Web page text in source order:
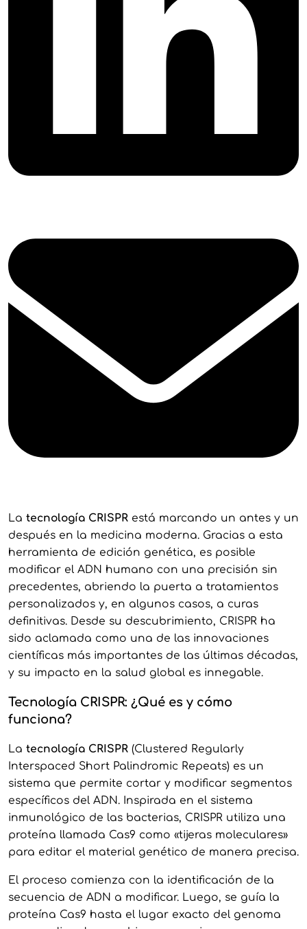
La tecnología CRISPRestá marcando un antes y un
después en la medicina moderna. Gracias a esta
herramienta de edición genética, es posible
modificar el ADN humano con una precisión sin
precedentes, abriendo la puerta a tratamientos
personalizados y, en algunos casos, a curas
definitivas. Desde su descubrimiento, CRISPR ha
sido aclamada como una de las innovaciones
científicas más importantes de las últimas décadas,
y su impacto en la salud global es innegable.
Tecnología CRISPR: ¿Qué es y cómo
funciona?
La tecnología CRISPR(Clustered Regularly
Interspaced Short Palindromic Repeats) es un
sistema que permite cortar y modificar segmentos
específicos del ADN. Inspirada en el sistema
inmunológico de las bacterias, CRISPR utiliza una
proteína llamada Cas9 como «tijeras moleculares»
para editar el material genético de manera precisa.
El proceso comienza con la identificación de la
secuencia de ADN a modificar. Luego, se guía la
proteína Cas9 hasta el lugar exacto del genoma